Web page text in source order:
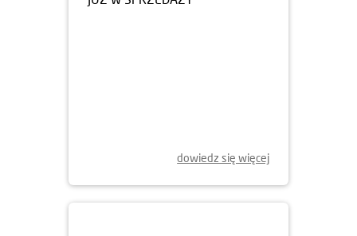
dowiedz się więcej